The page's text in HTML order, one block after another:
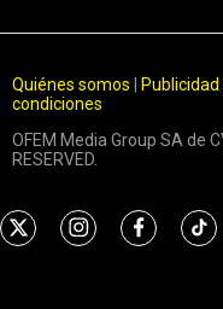
Quiénes somos Publicidad
condiciones
OFEM Media Group SA de
RESERVED.
t
i
f
t